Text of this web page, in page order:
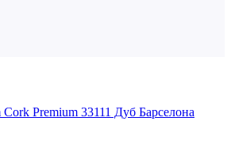
Premium 33111 Дуб Барселона